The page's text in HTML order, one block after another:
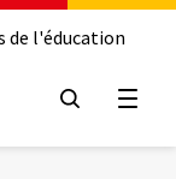
de l'éducation